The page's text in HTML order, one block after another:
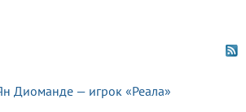
Диоманде — игрок «Реала»